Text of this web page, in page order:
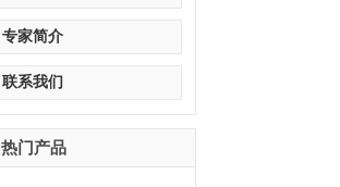
专家简介
联系我们
热门产品